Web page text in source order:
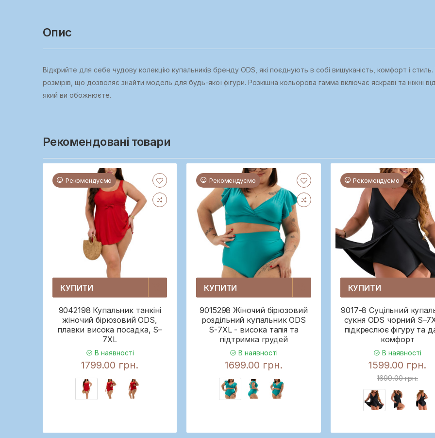
Опис
Відкрийте для себе чудову колекцію купальників бренду ODS, які поєднують в собі вишуканість, комфорт і стиль.
розмірів, що дозволяє знайти модель для будь-якої фігури. Розкішна кольорова гамма включає яскраві та ніжні
який ви обожнюєте.
Рекомендовані товари
Рекомендуємо
КУПИТИ
9042198 Купальник танкіні
жіночий бірюзовий ODS,
плавки висока посадка, S–
7XL
В наявності
1799.00 грн.
Рекомендуємо
КУПИТИ
9015298 Жіночий бірюзовий
роздільний купальник ODS
S-7XL - висока талія та
підтримка грудей
В наявності
1699.00 грн.
Рекомендуємо
КУПИТИ
9017-8 Суцільний
сукня ODS чорний
підкреслює фігуру та
комфорт
В наявності
1599.00 грн.
1699.00 грн.